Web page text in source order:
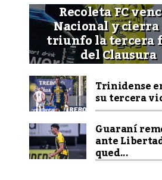
Recoleta FC
Nacional y cierra
triunfo la tercera
del Clausura
Trinidense
su tercera
Guaraní
ante
qued...